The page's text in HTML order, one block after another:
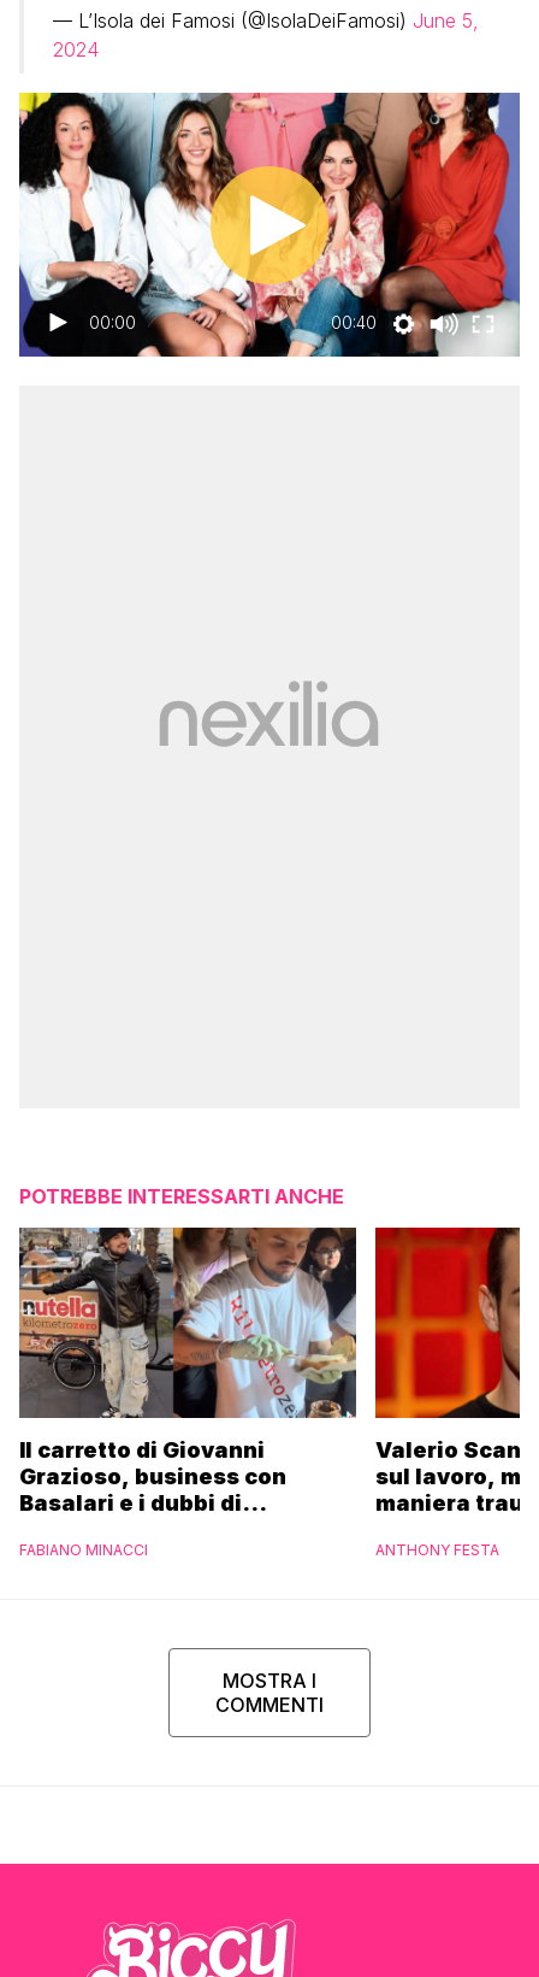
— L’Isola dei Famosi (@IsolaDeiFamosi) June 5,
2024
00:00 00:40
POTREBBE INTERESSARTI ANCHE
Il carretto di Giovanni
Grazioso, business con
Basalari e i dubbi di
Ferrero”
FABIANO MINACCI
Valerio
sul lavoro,
maniera
ANTHONY FESTA
MOSTRA I
COMMENTI